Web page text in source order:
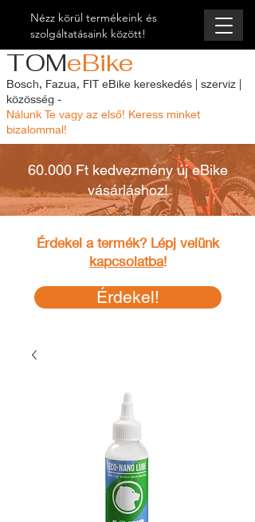
Nézz körül termékeink és
szolgáltatásaink között!
TOMeBike
Bosch, Fazua, FIT eBike kereskedés | szerviz |
közösség -
Nálunk Te vagy az első! Keress minket
bizalommal!
60.000 Ft kedvezmény új eBike
vásárláshoz!
Érdekel a termék? Lépj velünk
kapcsolatba!
Érdekel!